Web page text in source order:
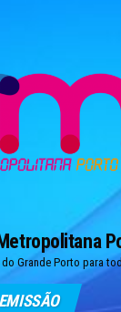
do Grande Porto para